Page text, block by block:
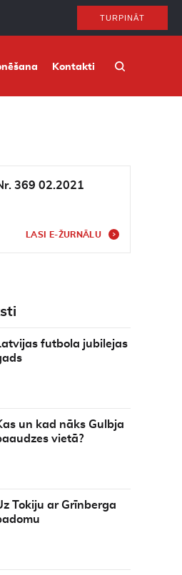
TURPINĀT
Kontakti
369 02.2021
LASI E-ŽURNĀLU
futbola jubilejas
un kad nāks Gulbja
vietā?
Tokiju ar Grīnberga